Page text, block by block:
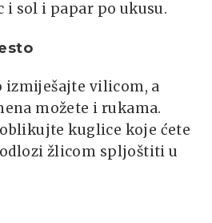
sol i papar po ukusu.
izmiješajte vilicom, a
možete i rukama.
kuglice koje ćete
žlicom spljoštiti u